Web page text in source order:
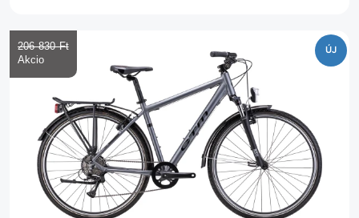
ÚJ
206 830 Ft‎